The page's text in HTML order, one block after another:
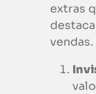
extras
vendas.